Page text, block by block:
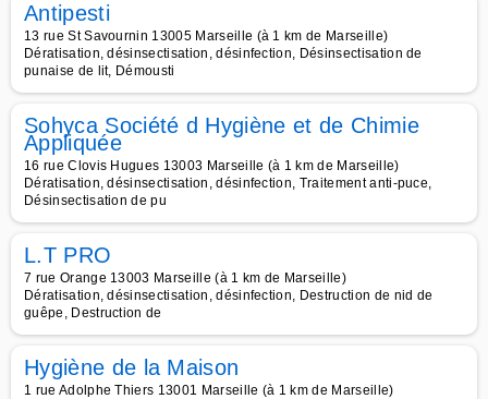
Antipesti
13 rue St Savournin 13005 Marseille (à 1 km de Marseille)
Dératisation, désinsectisation, désinfection, Désinsectisation de
punaise de lit, Démousti
Sohyca Société d Hygiène et de Chimie
Appliquée
16 rue Clovis Hugues 13003 Marseille (à 1 km de Marseille)
Dératisation, désinsectisation, désinfection, Traitement anti-puce,
Désinsectisation de pu
L.T PRO
7 rue Orange 13003 Marseille (à 1 km de Marseille)
Dératisation, désinsectisation, désinfection, Destruction de nid de
guêpe, Destruction de
Hygiène de la Maison
1 rue Adolphe Thiers 13001 Marseille (à 1 km de Marseille)